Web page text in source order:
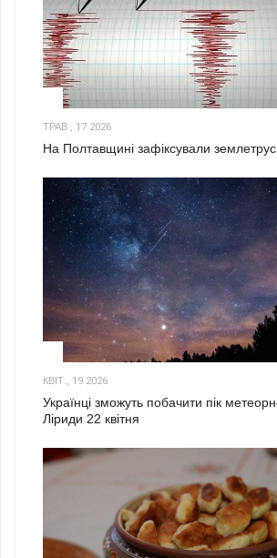
ТРАВ., 17 2026
На Полтавщині зафіксували землетрус
КВІТ., 19 2026
Українці зможуть побачити пік
Ліриди 22 квітня